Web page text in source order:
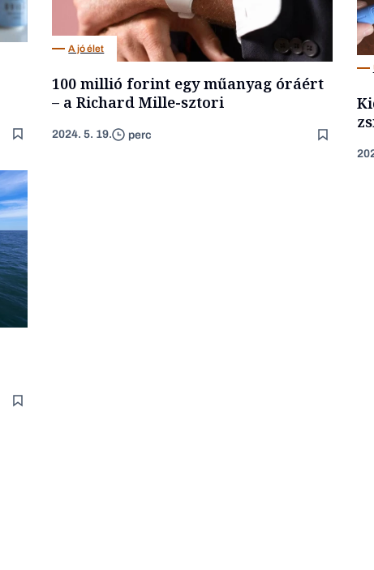
A jó élet
100 millió forint egy műanyag óráért
– a Richard Mille-sztori
2024. 5. 19. perc